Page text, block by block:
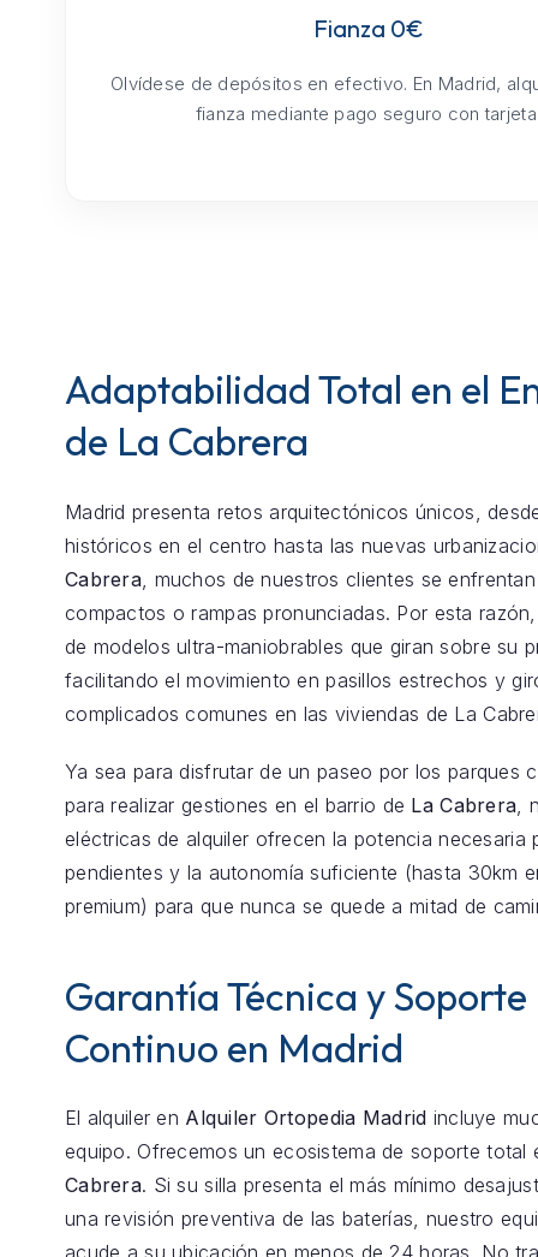
Fianza 0€
Olvídese de depósitos en efectivo. En Madrid,
fianza mediante pago seguro con
Adaptabilidad Total en el
de La Cabrera
Madrid presenta retos arquitectónicos únicos,
históricos en el centro hasta las nuevas
Cabrera , muchos de nuestros clientes se
compactos o rampas pronunciadas. Por esta
de modelos ultra-maniobrables que giran sobre su
facilitando el movimiento en pasillos estrechos y
complicados comunes en las viviendas de La
Ya sea para disfrutar de un paseo por los parques
para realizar gestiones en el barrio de La Cabrera ,
eléctricas de alquiler ofrecen la potencia necesaria
pendientes y la autonomía suficiente (hasta 30km
premium) para que nunca se quede a mitad de
Garantía Técnica y Soporte
Continuo en Madrid
El alquiler en Alquiler Ortopedia Madrid incluye
equipo. Ofrecemos un ecosistema de soporte total
Cabrera. Si su silla presenta el más mínimo
una revisión preventiva de las baterías, nuestro